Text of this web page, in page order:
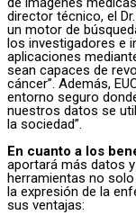
director técnico, el
un motor de
los investigadores e
aplicaciones
sean capaces de
cáncer”. Además,
entorno seguro
nuestros datos se
la sociedad”.
En cuanto a los
aportará más datos
herramientas no
la expresión de la
sus ventajas: